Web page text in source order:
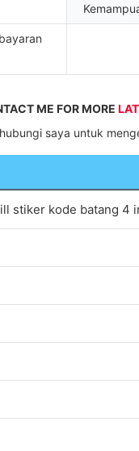
ME FOR MORE
saya untuk
stiker kode batang 4